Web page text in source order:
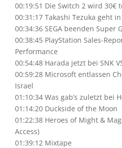
00:19:51 Die Switch 2 wird 30€
00:31:17 Takashi Tezuka geht
00:34:36 SEGA beenden Super
00:38:45 PlayStation Sales-
Performance
00:54:48 Harada jetzt bei SNK
00:59:28 Microsoft entlassen
Israel
01:10:34 Was gab’s zuletzt bei
01:14:20 Duckside of the Moon
01:22:38 Heroes of Might &
Access)
01:39:12 Mixtape